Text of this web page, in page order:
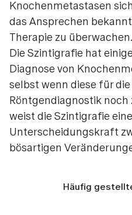
Knochenmetastasen
das Ansprechen
Therapie zu überwachen.
Die Szintigrafie hat
Diagnose von
selbst wenn diese für
Röntgendiagnostik noch
weist die Szintigrafie
Unterscheidungskraft
bösartigen
Häufig